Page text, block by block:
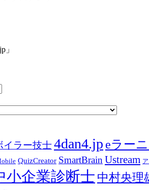
」
イラー技士4dan4.jp eラー
QuizCreator SmartBrain Ustream
小企業診断士 中村央理